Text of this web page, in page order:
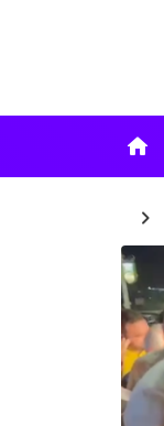
home